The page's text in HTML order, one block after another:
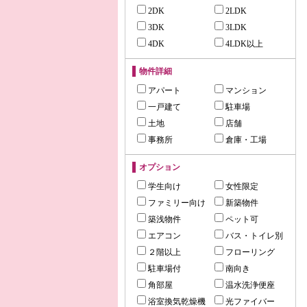
2DK
2LDK
3DK
3LDK
4DK
4LDK以上
物件詳細
アパート
マンション
一戸建て
駐車場
土地
店舗
事務所
倉庫・工場
オプション
学生向け
女性限定
ファミリー向け
新築物件
築浅物件
ペット可
エアコン
バス・トイレ別
２階以上
フローリング
駐車場付
南向き
角部屋
温水洗浄便座
浴室換気乾燥機
光ファイバー